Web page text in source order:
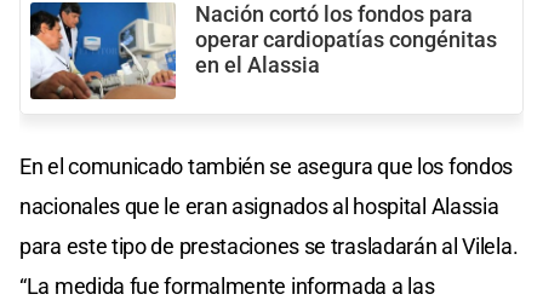
Nación cortó los fondos para
operar cardiopatías congénitas
en el Alassia
En el comunicado también se asegura que los fondos
nacionales que le eran asignados al hospital Alassia
para este tipo de prestaciones se trasladarán al Vilela.
“La medida fue formalmente informada a las